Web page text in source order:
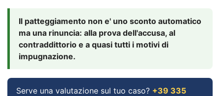
Il patteggiamento non e' uno sconto automatico
ma una rinuncia: alla prova dell'accusa, al
contraddittorio e a quasi tutti i motivi di
impugnazione.
Serve una valutazione sul tuo caso? +39 335